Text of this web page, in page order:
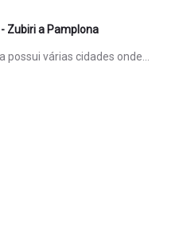
Zubiri a Pamplona
várias cidades onde…